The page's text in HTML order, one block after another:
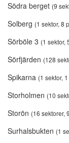
Södra berget (9
Solberg (1 sektor, 8
Sörböle 3 (1 sektor,
Sörfjärden (128
Spikarna (1 sektor,
Storholmen (10
Storön (16 sektorer,
Surhalsbukten (1